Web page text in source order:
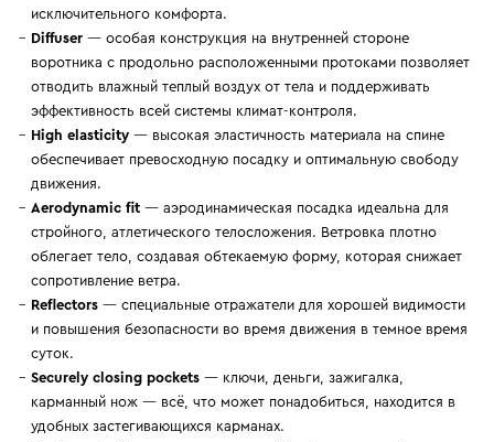
исключительного комфорта.
Diffuser — особая конструкция на внутренней стороне
воротника с продольно расположенными протоками позволяет
отводить влажный теплый воздух от тела и поддерживать
эффективность всей системы климат-контроля.
High elasticity — высокая эластичность материала на спине
обеспечивает превосходную посадку и оптимальную свободу
движения.
Aerodynamic fit — аэродинамическая посадка идеальна для
стройного, атлетического телосложения. Ветровка плотно
облегает тело, создавая обтекаемую форму, которая снижает
сопротивление ветра.
Reflectors — специальные отражатели для хорошей видимости
и повышения безопасности во время движения в темное время
суток.
Securely closing pockets — ключи, деньги, зажигалка,
карманный нож — всё, что может понадобиться, находится в
удобных застегивающихся карманах.